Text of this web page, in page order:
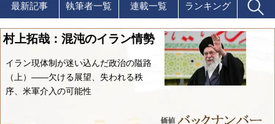
最新記事 執筆者一覧 連載一覧 ランキング
村上拓哉：混沌のイラン情勢
イラン現体制が迷い込んだ政治の隘路
（上）――欠ける展望、失われる秩
序、米軍介入の可能性